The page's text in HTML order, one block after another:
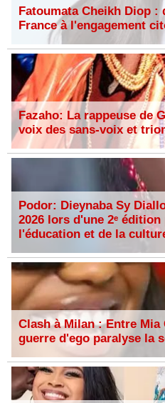
Fatoumata Cheikh Diop
France à l'engagement
Fazaho: La rappeuse de
voix des sans-voix et
Podor: Dieynaba Sy
2026 lors d'une 2ᵉ
l'éducation et de la
Clash à Milan : Entre Mia
guerre d'ego paralyse la